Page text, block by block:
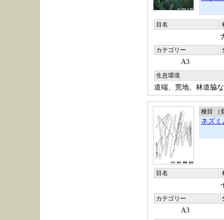
目名
カテゴリー
A3
生息環境
道端、荒地、林道脇
種目 （
ネズミ
目名
カテゴリー
A3